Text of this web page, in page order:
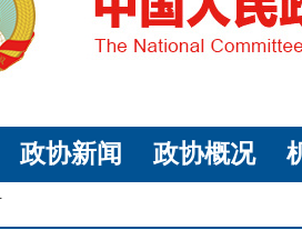
政协新闻 政协概况